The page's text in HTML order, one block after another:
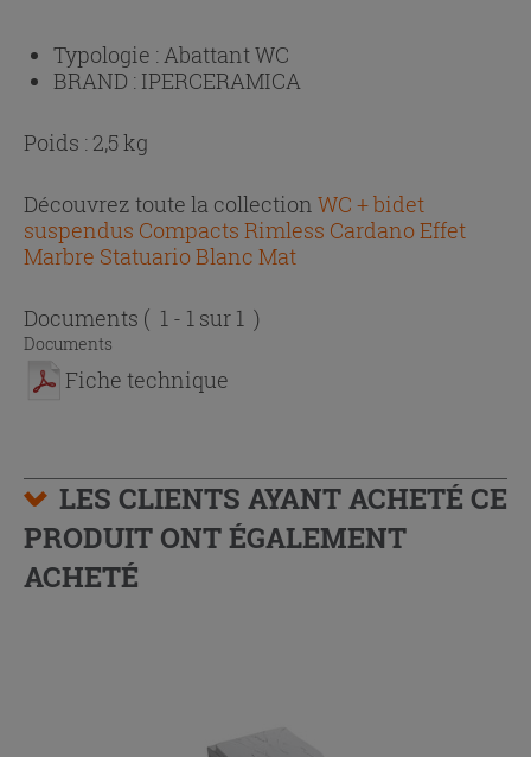
Typologie : Abattant WC
BRAND : IPERCERAMICA
Poids : 2,5 kg
Découvrez toute la collection WC + bidet
suspendus Compacts Rimless Cardano Effet
Marbre Statuario Blanc Mat
Documents ( 1 - 1 sur 1 )
Documents
Fiche technique
LES CLIENTS AYANT ACHETÉ CE
PRODUIT ONT ÉGALEMENT
ACHETÉ